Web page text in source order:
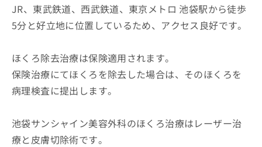
JR、東武鉄道、西武鉄道、東京メトロ 池袋駅から徒歩
5分と好立地に位置しているため、アクセス良好です。
ほくろ除去治療は保険適用されます。
保険治療にてほくろを除去した場合は、そのほくろを
病理検査に提出します。
池袋サンシャイン美容外科のほくろ治療はレーザー治
療と皮膚切除術です。